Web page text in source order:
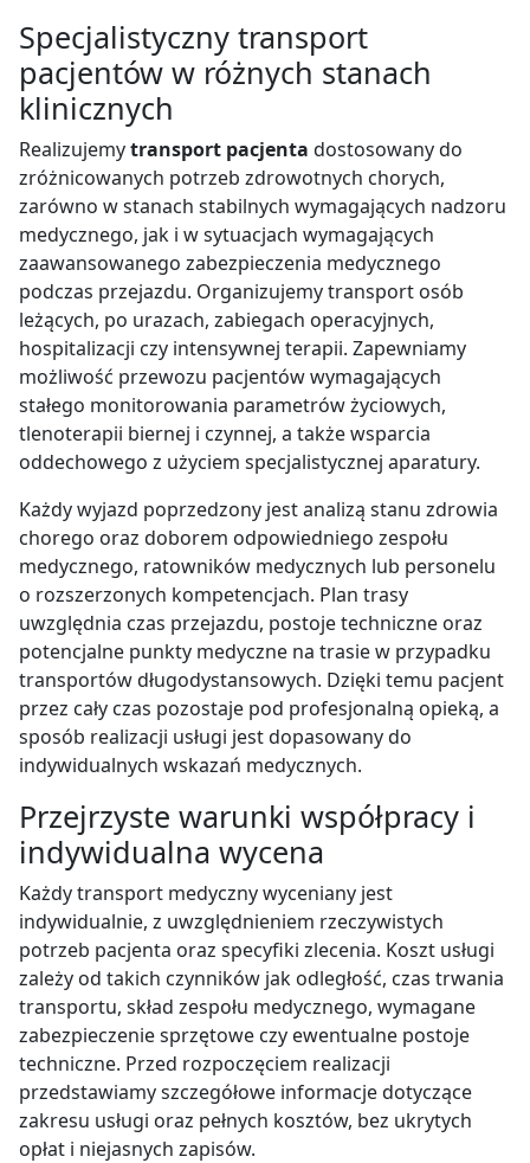
Specjalistyczny transport
pacjentów w różnych stanach
klinicznych
Realizujemytransport pacjenta dostosowany do
zróżnicowanych potrzeb zdrowotnych chorych,
zarówno w stanach stabilnych wymagających nadzoru
medycznego, jak i w sytuacjach wymagających
zaawansowanego zabezpieczenia medycznego
podczas przejazdu. Organizujemy transport osób
leżących, po urazach, zabiegach operacyjnych,
hospitalizacji czy intensywnej terapii. Zapewniamy
możliwość przewozu pacjentów wymagających
stałego monitorowania parametrów życiowych,
tlenoterapii biernej i czynnej, a także wsparcia
oddechowego z użyciem specjalistycznej aparatury.
Każdy wyjazd poprzedzony jest analizą stanu zdrowia
chorego oraz doborem odpowiedniego zespołu
medycznego, ratowników medycznych lub personelu
o rozszerzonych kompetencjach. Plan trasy
uwzględnia czas przejazdu, postoje techniczne oraz
potencjalne punkty medyczne na trasie w przypadku
transportów długodystansowych. Dzięki temu pacjent
przez cały czas pozostaje pod profesjonalną opieką, a
sposób realizacji usługi jest dopasowany do
indywidualnych wskazań medycznych.
Przejrzyste warunki współpracy i
indywidualna wycena
Każdy transport medyczny wyceniany jest
indywidualnie, z uwzględnieniem rzeczywistych
potrzeb pacjenta oraz specyfiki zlecenia. Koszt usługi
zależy od takich czynników jak odległość, czas trwania
transportu, skład zespołu medycznego, wymagane
zabezpieczenie sprzętowe czy ewentualne postoje
techniczne. Przed rozpoczęciem realizacji
przedstawiamy szczegółowe informacje dotyczące
zakresu usługi oraz pełnych kosztów, bez ukrytych
opłat i niejasnych zapisów.